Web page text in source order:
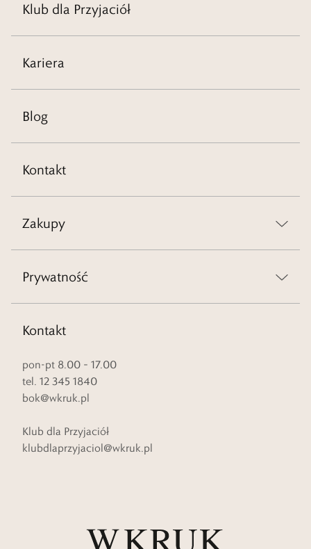
Klub dla Przyjaciół
Kariera
Blog
Kontakt
Zakupy
Prywatność
Kontakt
pon-pt 8.00 – 17.00
tel. 12 345 1840
bok@wkruk.pl
Klub dla Przyjaciół
klubdlaprzyjaciol@wkruk.pl